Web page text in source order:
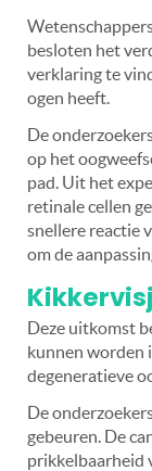
besloten het
verklaring te
ogen heeft.
De
op het
pad. Uit het
retinale cellen
snellere reactie
om de
Deze uitkomst
kunnen worden
degeneratieve
De
gebeuren. De
prikkelbaarheid